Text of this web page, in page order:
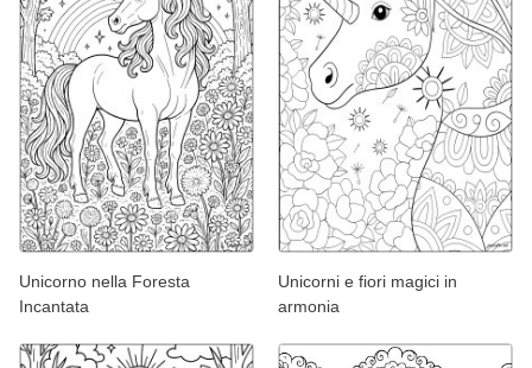
Unicorno nella Foresta
Incantata
Unicorni e fiori magici in
armonia